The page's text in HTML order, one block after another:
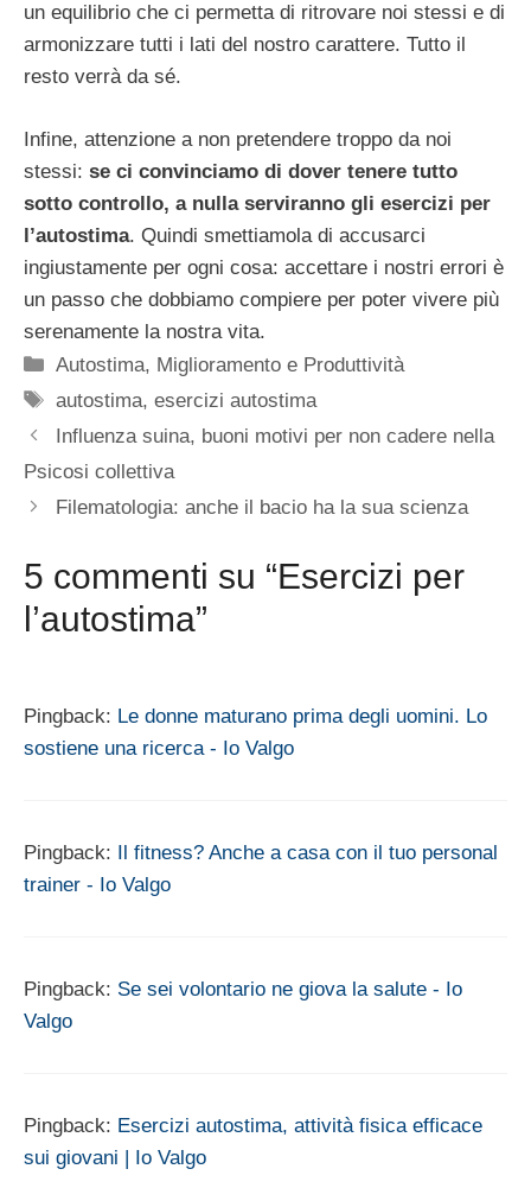
un equilibrio che ci permetta di ritrovare noi stessi e di
armonizzare tutti i lati del nostro carattere. Tutto il
resto verrà da sé.
Infine, attenzione a non pretendere troppo da noi
stessi: se ci convinciamo di dover tenere tutto
sotto controllo, a nulla serviranno gli esercizi per
l’autostima. Quindi smettiamola di accusarci
ingiustamente per ogni cosa: accettare i nostri errori è
un passo che dobbiamo compiere per poter vivere più
serenamente la nostra vita.
Categorie
Autostima, Miglioramento e Produttività
Tag
autostima,esercizi autostima
Influenza suina, buoni motivi per non cadere nella
Psicosi collettiva
Filematologia: anche il bacio ha la sua scienza
5 commenti su “Esercizi per
l’autostima”
Pingback: Le donne maturano prima degli uomini. Lo
sostiene una ricerca - Io Valgo
Pingback:
Il fitness? Anche a casa con il tuo personal
trainer - Io Valgo
Pingback: Se sei volontario ne giova la salute - Io
Valgo
Pingback: Esercizi autostima, attività fisica efficace
sui giovani | Io Valgo